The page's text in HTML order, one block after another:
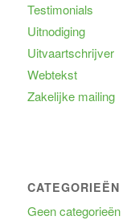
Testimonials
Uitnodiging
Uitvaartschrijver
Webtekst
Zakelijke mailing
CATEGORIEËN
Geen categorieën